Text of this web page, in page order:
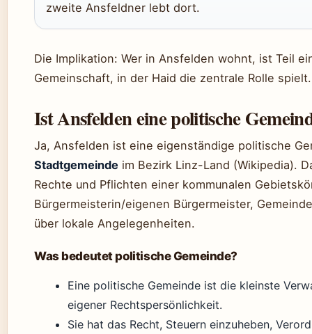
zweite Ansfeldner lebt dort.
Die Implikation: Wer in Ansfelden wohnt, ist Teil
Gemeinschaft, in der Haid die zentrale Rolle spielt.
Ist Ansfelden eine politische
Ja, Ansfelden ist eine eigenständige politische
Stadtgemeinde im Bezirk Linz-Land (Wikipedia).
Rechte und Pflichten einer kommunalen
Bürgermeisterin/eigenen Bürgermeister,
über lokale Angelegenheiten.
Was bedeutet politische Gemeinde?
Eine politische Gemeinde ist die kleinste
eigener Rechtspersönlichkeit.
Sie hat das Recht, Steuern einzuheben,